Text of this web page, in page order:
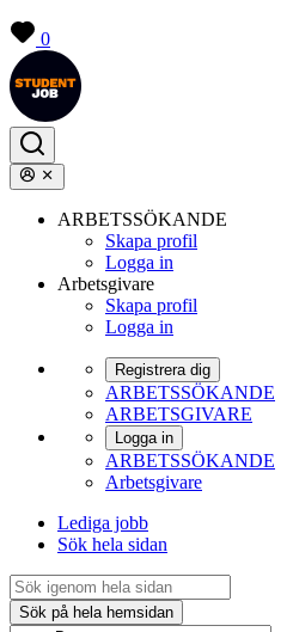
0
ARBETSSÖKANDE
Skapa profil
Logga in
Arbetsgivare
Skapa profil
Logga in
Registrera dig
ARBETSSÖKANDE
ARBETSGIVARE
Logga in
ARBETSSÖKANDE
Arbetsgivare
Lediga jobb
Sök hela sidan